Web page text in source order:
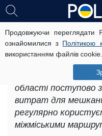
Продовжуючи переглядати
ознайомилися з Політикою
використанням файлів cookie.
Подорожчання
Закарпатській
зросла вартість
Подорожчання
області поступово
витрат для
регулярно
міжміськими